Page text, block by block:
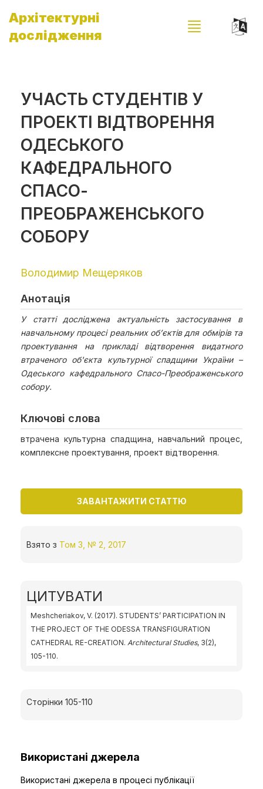
Архітектурні
дослідження
УЧАСТЬ СТУДЕНТІВ У
ПРОЕКТІ ВІДТВОРЕННЯ
ОДЕСЬКОГО
КАФЕДРАЛЬНОГО
СПАСО-
ПРЕОБРАЖЕНСЬКОГО
СОБОРУ
Володимир Мещеряков
Анотація
У статті досліджена актуальність застосування в
навчальному процесі реальних об’єктів для обмірів та
проектування на прикладі відтворення видатного
втраченого об'єкта культурної спадщини України –
Одеського кафедрального Спасо-Преображенського
собору.
Ключові слова
втрачена культурна спадщина, навчальний процес,
комплексне проектування, проект відтворення.
ЗАВАНТАЖИТИ СТАТТЮ
Взято з Том 3, № 2, 2017
ЦИТУВАТИ
Meshcheriakov, V. (2017). STUDENTS’ PARTICIPATION IN
THE PROJECT OF THE ODESSA TRANSFIGURATION
CATHEDRAL RE-CREATION. Architectural Studies, 3(2),
105-110.
Сторінки 105-110
Використані джерела
Використані джерела в процесі публікації